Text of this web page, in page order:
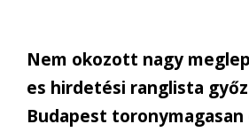
Nem okozott nagy
es hirdetési ranglista
Budapest toronymagasan